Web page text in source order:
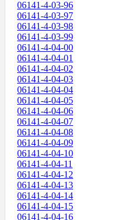
06141-4-03-96
06141-4-03-97
06141-4-03-98
06141-4-03-99
06141-4-04-00
06141-4-04-01
06141-4-04-02
06141-4-04-03
06141-4-04-04
06141-4-04-05
06141-4-04-06
06141-4-04-07
06141-4-04-08
06141-4-04-09
06141-4-04-10
06141-4-04-11
06141-4-04-12
06141-4-04-13
06141-4-04-14
06141-4-04-15
06141-4-04-16